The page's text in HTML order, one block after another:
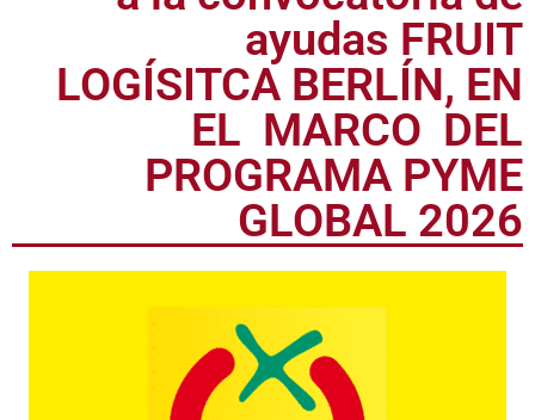
Relación de beneficiarios
a la convocatoria de
ayudas FRUIT
LOGÍSITCA BERLÍN, EN
EL MARCO DEL
PROGRAMA PYME
GLOBAL 2026